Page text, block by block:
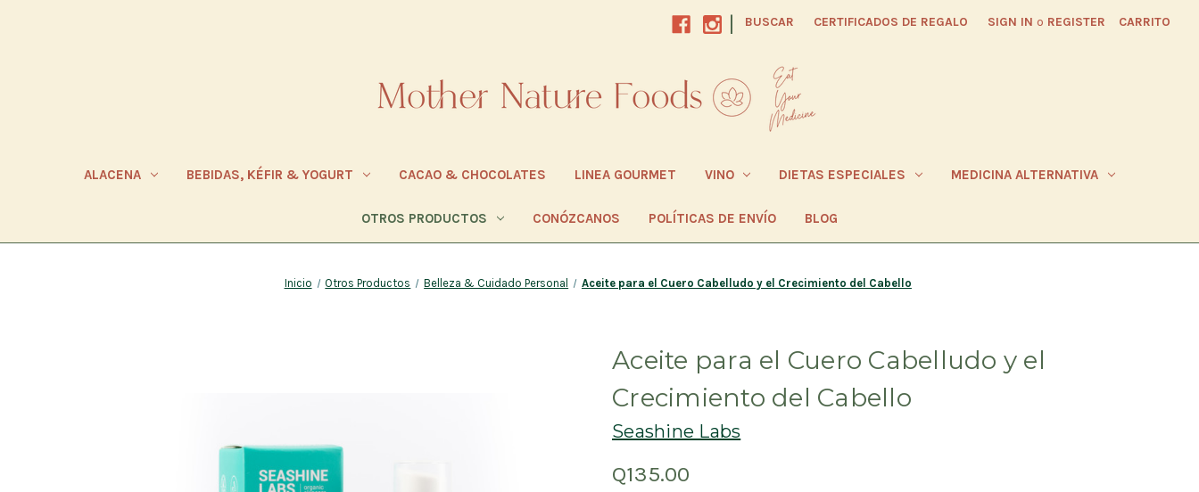
| BUSCAR CERTIFICADOS DE REGALO SIGN IN o REGISTER CARRITO
ALACENA BEBIDAS, KÉFIR & YOGURT CACAO & CHOCOLATES LINEA GOURMET VINO DIETAS ESPECIALES MEDICINA ALTERNATIVA
OTROS PRODUCTOS CONÓZCANOS POLÍTICAS DE ENVÍO BLOG
Inicio Otros Productos Belleza & Cuidado Personal Aceite para el Cuero Cabelludo y el Crecimiento del Cabello
Aceite para el Cuero Cabelludo y el
Crecimiento del Cabello
Seashine Labs
Q135.00